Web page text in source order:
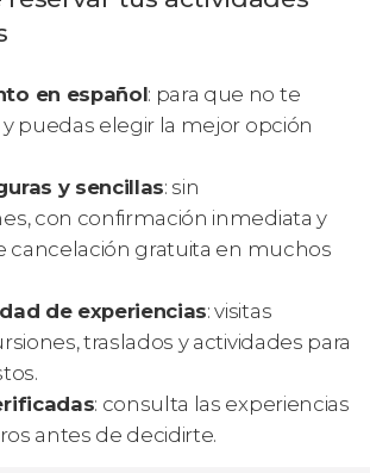
en español: para que no te
puedas elegir la mejor opción
y sencillas: sin
con confirmación inmediata y
cancelación gratuita en muchos
de experiencias: visitas
traslados y actividades para
: consulta las experiencias
antes de decidirte.